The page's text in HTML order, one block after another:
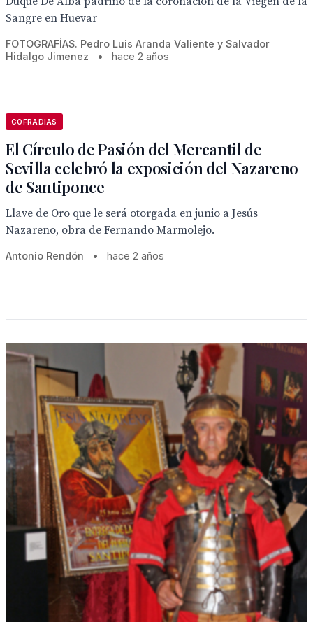
Sangre en Huevar
FOTOGRAFÍAS. Pedro Luis Aranda Valiente y Salvador
Hidalgo Jimenez
• hace 2 años
COFRADIAS
El Círculo de Pasión del Mercantil de
Sevilla celebró la exposición del Nazareno
de Santiponce
Llave de Oro que le será otorgada en junio a Jesús
Nazareno, obra de Fernando Marmolejo.
Antonio Rendón • hace 2 años